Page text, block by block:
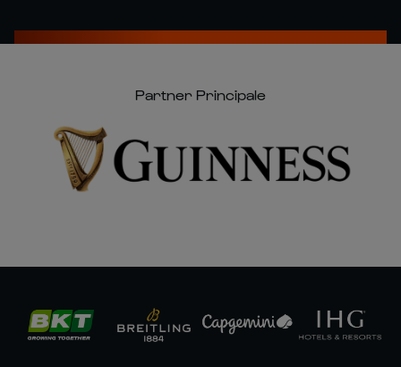
Partner Principale